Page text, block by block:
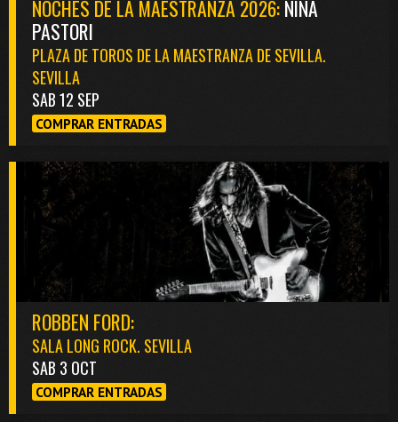
NOCHES DE LA MAESTRANZA 2026:NIÑA
PASTORI
PLAZA DE TOROS DE LA MAESTRANZA DE SEVILLA.
SEVILLA
SAB 12 SEP
COMPRAR ENTRADAS
ROBBEN FORD:
SALA LONG ROCK. SEVILLA
SAB 3 OCT
COMPRAR ENTRADAS